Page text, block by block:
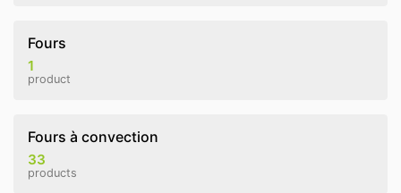
Fours
1
product
Fours à convection
33
products